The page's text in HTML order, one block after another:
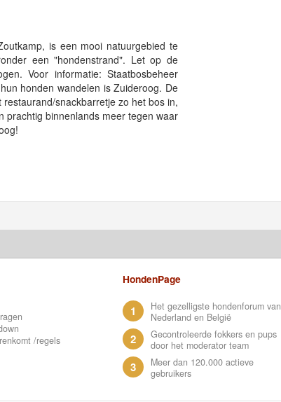
is een mooi natuurgebied te
een "hondenstrand". Let op de
Voor informatie: Staatbosbeheer
honden wandelen is Zuideroog. De
snackbarretje zo het bos in,
prachtig binnenlands meer tegen waar
/regels
HondenPage
1
Het gezelligste hondenforum van
Nederland en België
2
Gecontroleerde fokkers en pups
door het moderator team
3
Meer dan 120.000 actieve
gebruikers